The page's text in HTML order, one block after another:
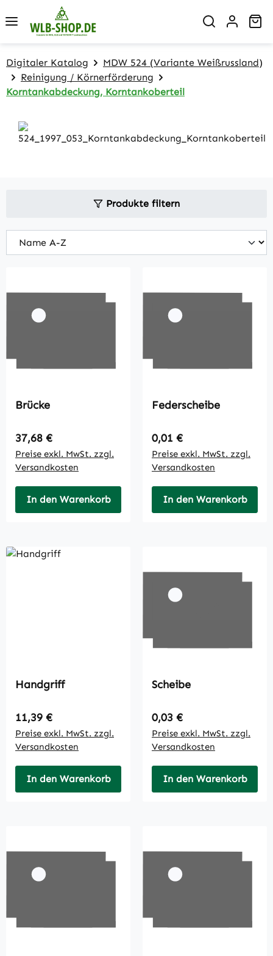
Zum Hauptinhalt springen
Digitaler Katalog
MDW 524 (Variante Weißrussland)
Reinigung / Körnerförderung
Korntankabdeckung, Korntankoberteil
Produkte filtern
Brücke
Regulärer Preis:
37,68 €
Preise exkl. MwSt. zzgl.
Versandkosten
In den Warenkorb
Federscheibe
Regulärer Preis:
0,01 €
Preise exkl. MwSt. zzgl.
Versandkosten
In den Warenkorb
Handgriff
Regulärer Preis:
11,39 €
Preise exkl. MwSt. zzgl.
Versandkosten
In den Warenkorb
Scheibe
Regulärer Preis:
0,03 €
Preise exkl. MwSt. zzgl.
Versandkosten
In den Warenkorb